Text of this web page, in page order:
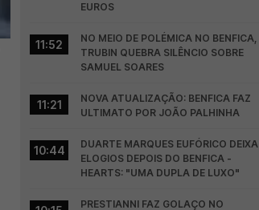
EUROS
11:52
NO MEIO DE POLÉMICA NO BENFICA,
TRUBIN QUEBRA SILÊNCIO SOBRE
SAMUEL SOARES
11:21
NOVA ATUALIZAÇÃO: BENFICA FAZ
ULTIMATO POR JOÃO PALHINHA
10:44
DUARTE MARQUES EUFÓRICO DEIXA
ELOGIOS DEPOIS DO BENFICA -
HEARTS: "UMA DUPLA DE LUXO"
PRESTIANNI FAZ GOLAÇO NO